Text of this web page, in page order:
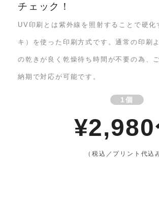
チェック！
UV印刷とは紫外線を照射することで硬
キ）を使った印刷方式です。通常の印刷
の乾きが良く乾燥待ち時間が不要の為、
納期で対応が可能です。
1個
¥2,980
（税込／プリント代込